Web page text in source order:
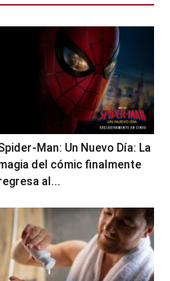
Man: Un Nuevo Día: La
del cómic finalmente
al...